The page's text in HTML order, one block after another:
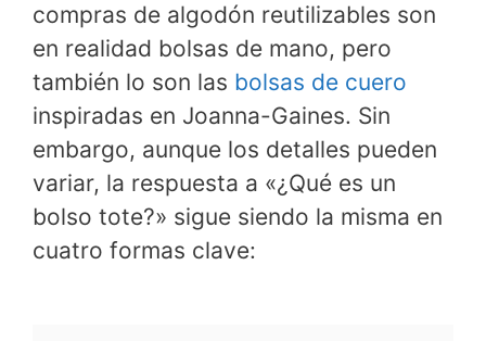
compras de algodón reutilizables son
en realidad bolsas de mano, pero
también lo son las bolsas de cuero
inspiradas en Joanna-Gaines. Sin
embargo, aunque los detalles pueden
variar, la respuesta a «¿Qué es un
bolso tote?» sigue siendo la misma en
cuatro formas clave: